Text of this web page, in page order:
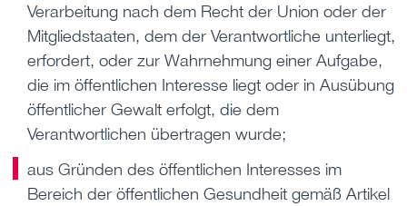
Verarbeitung nach dem Recht der Union oder der
Mitgliedstaaten, dem der Verantwortliche unterliegt,
erfordert, oder zur Wahrnehmung einer Aufgabe,
die im öffentlichen Interesse liegt oder in Ausübung
öffentlicher Gewalt erfolgt, die dem
Verantwortlichen übertragen wurde;
aus Gründen des öffentlichen Interesses im
Bereich der öffentlichen Gesundheit gemäß Artikel